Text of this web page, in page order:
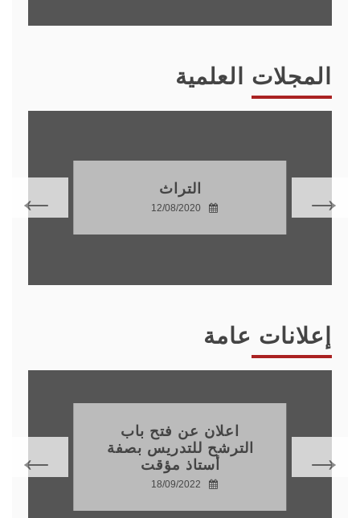
المجلات العلمية
التراث
12/08/2020
إعلانات عامة
اعلان عن فتح باب
الترشح للتدريس بصفة
أستاذ مؤقت
18/09/2022